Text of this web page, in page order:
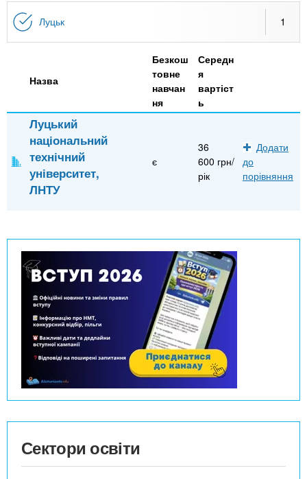
n
t
.
i
n
f
o
з
Онлайн курси
За кордоном
Луцьк 1
Назва
Безкош
товне
навчан
ня
Середн
я
вартіст
ь
Луцький
національний
технічний
університет,
ЛНТУ
є
36
600 грн/
рік
Додати
до
порівняння
Сектори освіти